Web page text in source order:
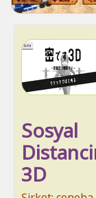
Sosyal
3D